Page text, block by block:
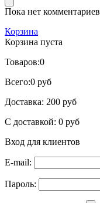
Пока нет комментариев
Корзина
Корзина пуста
Товаров:0
Всего:0 руб
Доставка: 200 руб
С доставкой: 0 руб
Вход для клиентов
E-mail:
Пароль: